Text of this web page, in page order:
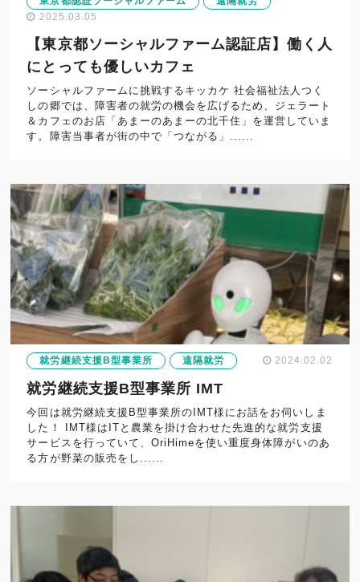
2025.03.05
【東京都ソーシャルファーム認証店】働く人
にとっても優しいカフェ
ソーシャルファームに挑戦するキッカケ 社会福祉法人つく
しの郷では、障害者の就労の機会を広げるため、ジェラート
＆カフェのお店「あまーのあまーの北千住」を運営していま
す。障害当事者が街の中で「つながる」......
就労継続支援B型事業所 遠隔就労 2024.02.02
就労継続支援B型事業所 IMT
今回は就労継続支援B型事業所のIMT様にお話をお伺いしま
した！ IMT様はITと農業を掛け合わせた先進的な就労支援
サービスを行っていて、OriHimeを使い重度身体障がいのあ
る方が野菜の販売をし......